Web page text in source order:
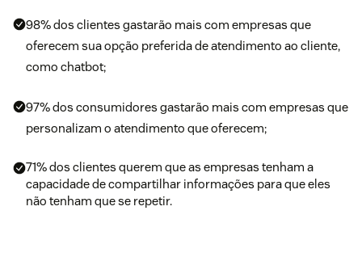
98% dos clientes gastarão mais com empresas que
oferecem sua opção preferida de atendimento ao cliente,
como chatbot;
97% dos consumidores gastarão mais com empresas que
personalizam o atendimento que oferecem;
71% dos clientes querem que as empresas tenham a
capacidade de compartilhar informações para que eles
não tenham que se repetir.